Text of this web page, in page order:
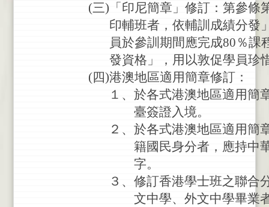
(三) 「 印尼簡章 」修訂 ： 第參條
印輔班者 ，依輔訓 成績分發
員於參訓期間 應完成80 ％課
發資格 」 ， 用 以敦促學 員珍
(四)港澳地區適用簡章修訂 ：
１ 、於各式港澳地區適用簡
臺簽證入境。
２ 、於各式港澳地區適用簡
籍國 民身分者 ， 應持中
字。
３ 、修訂香港學士班之聯合
文中學、外文中學畢業